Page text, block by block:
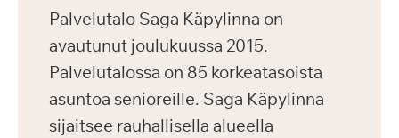
Palvelutalo Saga Käpylinna on
avautunut joulukuussa 2015.
Palvelutalossa on 85 korkeatasoista
asuntoa senioreille. Saga Käpylinna
sijaitsee rauhallisella alueella